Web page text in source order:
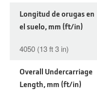
Longitud de orugas en
el suelo, mm (ft/in)
4050 (13 ft 3 in)
Overall Undercarriage
Length, mm (ft/in)